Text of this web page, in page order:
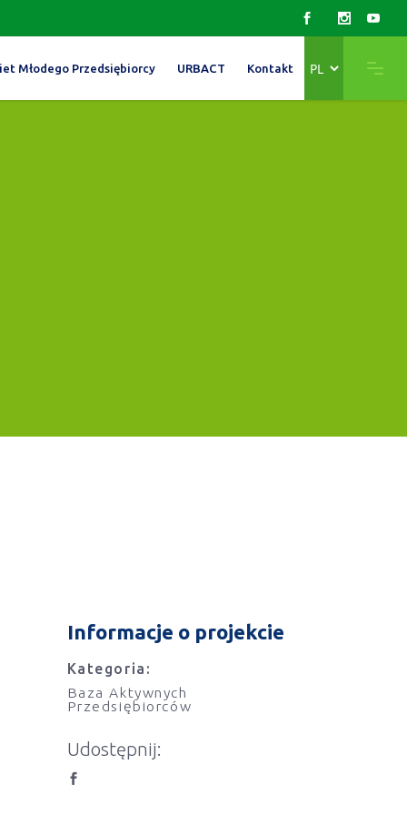
Młodego Przedsiębiorcy URBACT Kontakt
język
Informacje o projekcie
Kategoria:
Baza Aktywnych
Przedsiębiorców
Udostępnij: